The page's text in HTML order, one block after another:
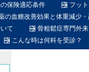
保険適応条件
フッ
の血糖改善効果と体重減少
て
骨粗鬆症専門外
こんな時は何科を受診？